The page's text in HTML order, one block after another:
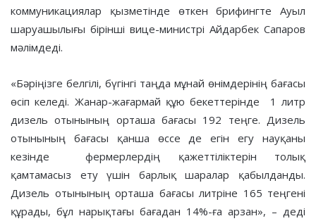
коммуникациялар қызметінде өткен брифингте Ауыл
шаруашылығы бірінші вице-министрі Айдарбек Сапаров
мәлімдеді.
«Бәріңізге белгілі, бүгінгі таңда мұнай өнімдерінің бағасы
өсіп келеді. Жанар-жағармай құю бекеттерінде 1 литр
дизель отынының орташа бағасы 192 теңге. Дизель
отынының бағасы қанша өссе де егін егу науқаны
кезінде фермерлердің қажеттіліктерін толық
қамтамасыз ету үшін барлық шаралар қабылданды.
Дизель отынының орташа бағасы литріне 165 теңгені
құрады, бұл нарықтағы бағадан 14%-ға арзан», – деді